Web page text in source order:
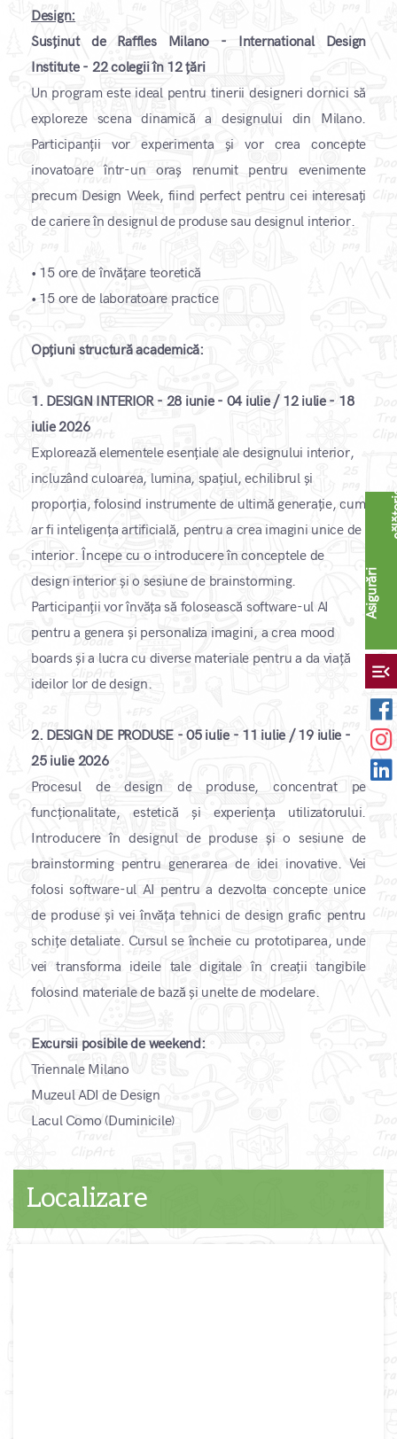
Design:
Susținut de Raffles Milano - International Design
Institute - 22 colegii în 12 țări
Un program este ideal pentru tinerii designeri dornici să
exploreze scena dinamică a designului din Milano.
Participanții vor experimenta și vor crea concepte
inovatoare într-un oraș renumit pentru evenimente
precum Design Week, fiind perfect pentru cei interesați
de cariere în designul de produse sau designul interior.
• 15 ore de învățare teoretică
• 15 ore de laboratoare practice
Opțiuni structură academică:
1. DESIGN INTERIOR - 28 iunie - 04 iulie / 12 iulie - 18
iulie 2026
Explorează elementele esențiale ale designului interior,
incluzând culoarea, lumina, spațiul, echilibrul și
proporția, folosind instrumente de ultimă generație, cum
ar fi inteligența artificială, pentru a crea imagini unice de
interior. Începe cu o introducere în conceptele de
design interior și o sesiune de brainstorming.
Participanții vor învăța să folosească software-ul AI
pentru a genera și personaliza imagini, a crea mood
boards și a lucra cu diverse materiale pentru a da viață
ideilor lor de design.
2. DESIGN DE PRODUSE - 05 iulie - 11 iulie / 19 iulie -
25 iulie 2026
Procesul de design de produse, concentrat pe
funcționalitate, estetică și experiența utilizatorului.
Introducere în designul de produse și o sesiune de
brainstorming pentru generarea de idei inovative. Vei
folosi software-ul AI pentru a dezvolta concepte unice
de produse și vei învăța tehnici de design grafic pentru
schițe detaliate. Cursul se încheie cu prototiparea, unde
vei transforma ideile tale digitale în creații tangibile
folosind materiale de bază și unelte de modelare. ​
Excursii posibile de weekend:
Triennale Milano
Muzeul ADI de Design
Lacul Como (Duminicile)
Localizare
A
s
i
g
u
r
ă
r
i
c
ă
l
ă
t
o
r
i
menu_open